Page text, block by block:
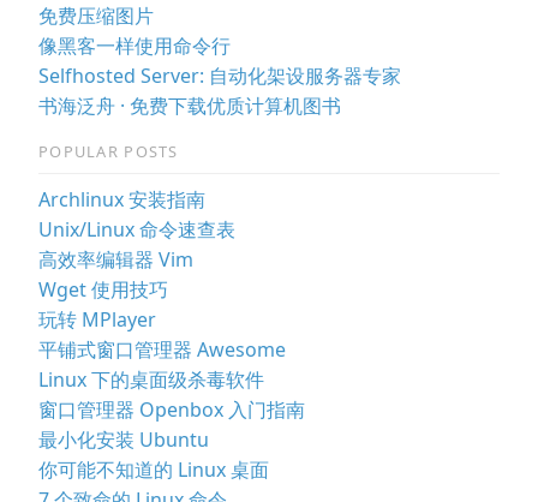
免费压缩图片
像黑客一样使用命令行
Selfhosted Server: 自动化架设服务器专家
书海泛舟 · 免费下载优质计算机图书
POPULAR POSTS
Archlinux 安装指南
Unix/Linux 命令速查表
高效率编辑器 Vim
Wget 使用技巧
玩转 MPlayer
平铺式窗口管理器 Awesome
Linux 下的桌面级杀毒软件
窗口管理器 Openbox 入门指南
最小化安装 Ubuntu
你可能不知道的 Linux 桌面